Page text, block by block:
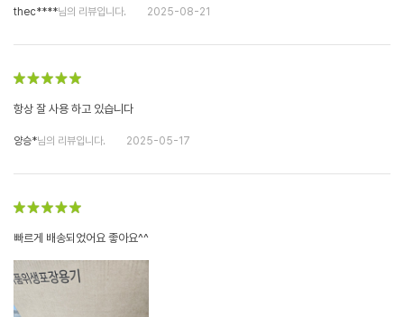
thec****님의 리뷰입니다. 2025-08-21
항상 잘 사용 하고 있습니다
양승*님의 리뷰입니다. 2025-05-17
빠르게 배송되었어요 좋아요^^